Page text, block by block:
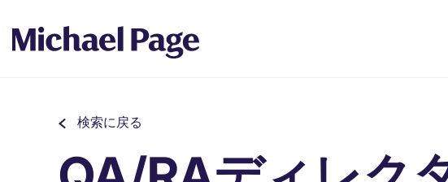
検索に戻る